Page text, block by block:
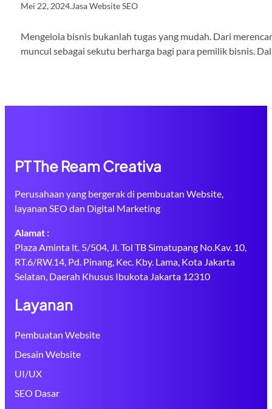
Mei 22, 2024.Jasa Website SEO
Mengelola bisnis bukanlah tugas yang mudah. Dari
muncul sebagai sekutu berharga bagi para pemilik bisnis.
PT The Ream Creativa
Perusahaan yang bergerak di pembuatan Website,
layanan SEO dan Digital Marketing
Alamat :
Plaza Aminta lt. 5/504, Jl. Tol TB Simatupang No.Kav. 10,
RT.6/RW.14, Pd. Pinang, Kec. Kby. Lama, Kota Jakarta
Selatan, Daerah Khusus Ibukota Jakarta 12310
Layanan
Pembuatan Website
Desain Website
UI/UX
SEO Dasar